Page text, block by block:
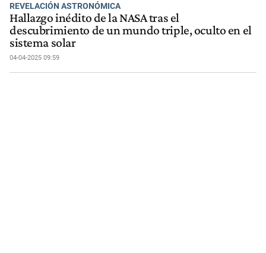
REVELACIÓN ASTRONÓMICA
Hallazgo inédito de la NASA tras el
descubrimiento de un mundo triple, oculto en el
sistema solar
04-04-2025 09:59